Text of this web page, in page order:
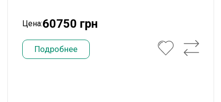
Цена:60750 грн
Подробнее